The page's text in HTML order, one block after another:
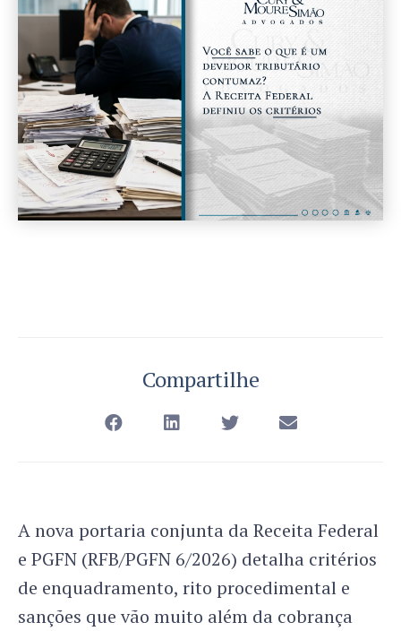
Compartilhe
A nova portaria conjunta da Receita Federal
e PGFN (RFB/PGFN 6/2026) detalha critérios
de enquadramento, rito procedimental e
sanções que vão muito além da cobrança